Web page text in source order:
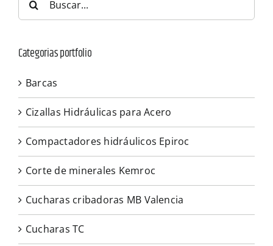
Categorias portfolio
Barcas
Cizallas Hidráulicas para Acero
Compactadores hidráulicos Epiroc
Corte de minerales Kemroc
Cucharas cribadoras MB Valencia
Cucharas TC